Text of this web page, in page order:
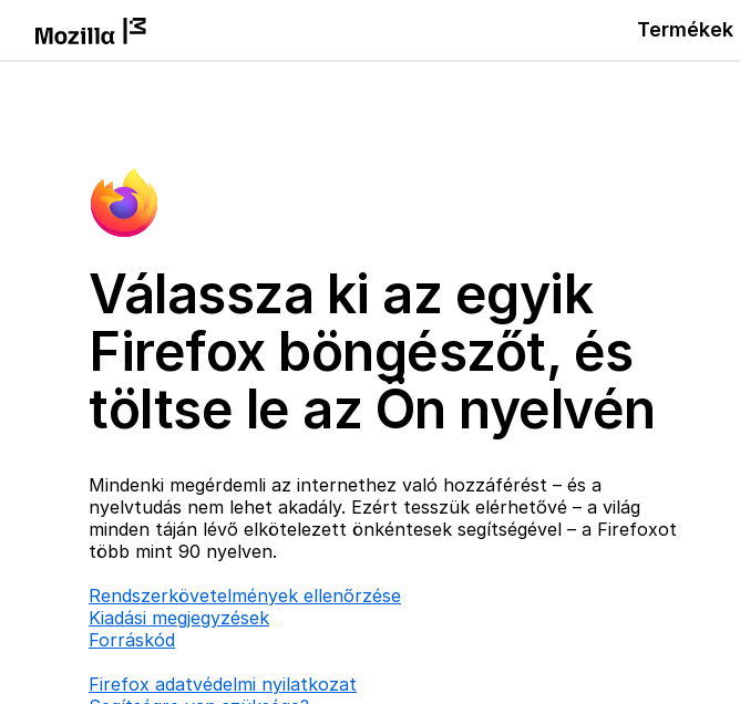
Termékek
Válassza ki az egyik
Firefox böngészőt, és
töltse le az Ön nyelvén
Mindenki megérdemli az internethez való hozzáférést – és a
nyelvtudás nem lehet akadály. Ezért tesszük elérhetővé – a világ
minden táján lévő elkötelezett önkéntesek segítségével – a Firefoxot
több mint 90 nyelven.
Rendszerkövetelmények ellenőrzése
Kiadási megjegyzések
Forráskód
Firefox adatvédelmi nyilatkozat